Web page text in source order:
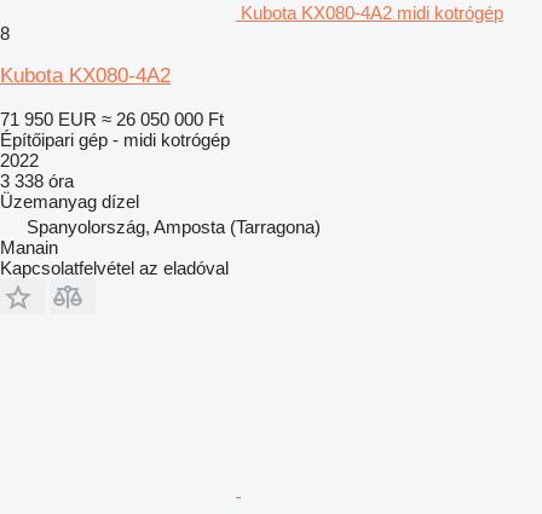
Kubota KX080-4A2 midi kotrógép
8
Kubota KX080-4A2
71 950 EUR ≈ 26 050 000 Ft
Építőipari gép - midi kotrógép
2022
3 338 óra
Üzemanyag dízel
Spanyolország, Amposta (Tarragona)
Manain
Kapcsolatfelvétel az eladóval